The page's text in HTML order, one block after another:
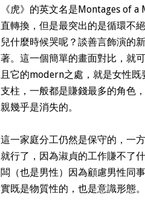
《虎》的英文名是Montages of
直轉換，但是最突出的是循環不
兒什麼時候哭呢？談善言飾演的
著。這一個簡單的畫面對比，就
且它的modern之處，就是女性
支柱，一般都是賺錢最多的角色
親幾乎是消失的。
這一家庭分工仍然是保守的，一
就行了，因為淑貞的工作賺不了
闆（也是男性）因為顧慮男性同
實既是物質性的，也是意識形態。